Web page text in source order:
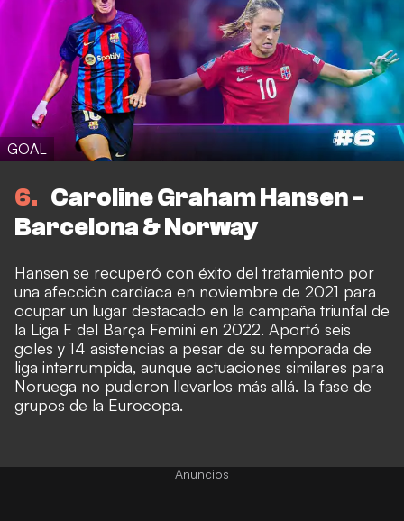
GOAL
6
Caroline Graham Hansen -
Barcelona & Norway
Hansen se recuperó con éxito del tratamiento por
una afección cardíaca en noviembre de 2021 para
ocupar un lugar destacado en la campaña triunfal de
la Liga F del Barça Femini en 2022. Aportó seis
goles y 14 asistencias a pesar de su temporada de
liga interrumpida, aunque actuaciones similares para
Noruega no pudieron llevarlos más allá. la fase de
grupos de la Eurocopa.